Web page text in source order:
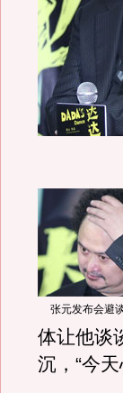
张元发布会避
体让他谈
沉，“今